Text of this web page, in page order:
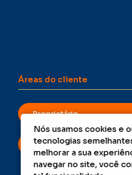
Áreas do cliente
Proprietário
Inquilino
Nós usamos cookies e
tecnologias
melhorar a sua
navegar no site, você